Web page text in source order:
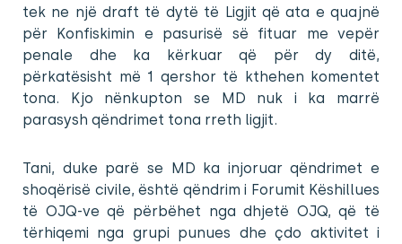
tek ne një draft të dytë të Ligjit që ata e quajnë
për Konfiskimin e pasurisë së fituar me vepër
penale dhe ka kërkuar që për dy ditë,
përkatësisht më 1 qershor të kthehen komentet
tona. Kjo nënkupton se MD nuk i ka marrë
parasysh qëndrimet tona rreth ligjit.
Tani, duke parë se MD ka injoruar qëndrimet e
shoqërisë civile, është qëndrim i Forumit Këshillues
të OJQ-ve që përbëhet nga dhjetë OJQ, që të
tërhiqemi nga grupi punues dhe çdo aktivitet i